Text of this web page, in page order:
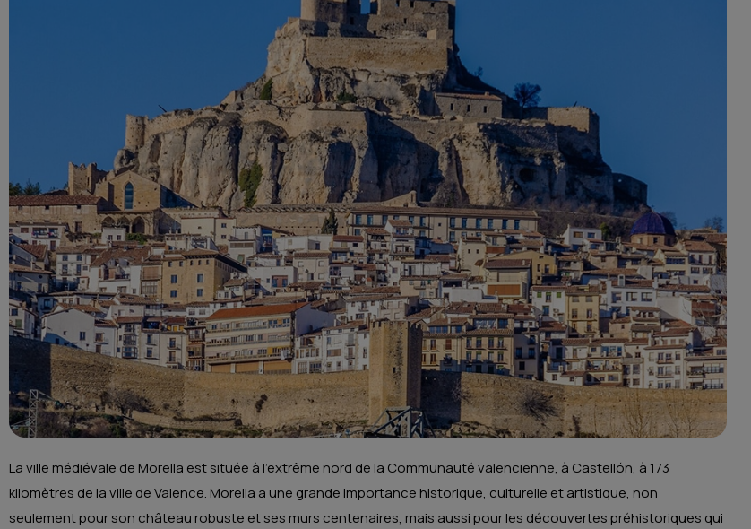
La ville médiévale de Morella est située à l’extrême nord de la Communauté valencienne, à Castellón, à 173
kilomètres de la ville de Valence. Morella a une grande importance historique, culturelle et artistique, non
seulement pour son château robuste et ses murs centenaires, mais aussi pour les découvertes préhistoriques qui